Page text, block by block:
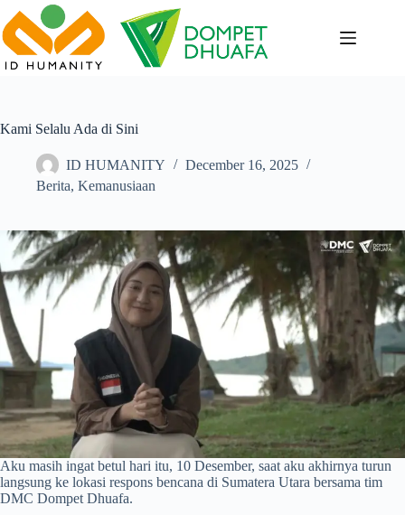
to
content
Kami Selalu Ada di Sini
ID HUMANITY
December 16, 2025
Berita, Kemanusiaan
Aku masih ingat betul hari itu, 10 Desember, saat aku akhirnya turun
langsung ke lokasi respons bencana di Sumatera Utara bersama tim
DMC Dompet Dhuafa.